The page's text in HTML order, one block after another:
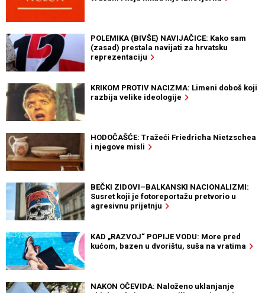
POLEMIKA (BIVŠE) NAVIJAČICE: Kako sam
(zasad) prestala navijati za hrvatsku
reprezentaciju
KRIKOM PROTIV NACIZMA: Limeni doboš koji
razbija velike ideologije
HODOČAŠĆE: Tražeći Friedricha Nietzschea
i njegove misli
BEČKI ZIDOVI–BALKANSKI NACIONALIZMI:
Susret koji je fotoreportažu pretvorio u
agresivnu prijetnju
KAD „RAZVOJ“ POPIJE VODU: More pred
kućom, bazen u dvorištu, suša na vratima
NAKON OČEVIDA: Naloženo uklanjanje